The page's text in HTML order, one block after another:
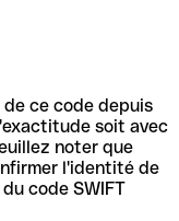
ce code depuis
soit avec
noter que
l'identité de
code SWIFT